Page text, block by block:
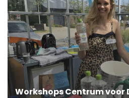
Workshops Centrum voor